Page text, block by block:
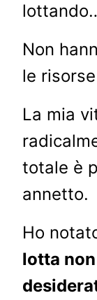
Non
le
La mia
totale è
annetto.
Ho
lotta